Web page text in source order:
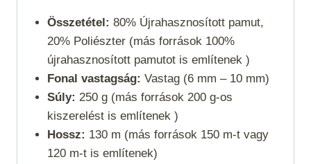
Összetétel: 80% Újrahasznosított pamut,
20% Poliészter (más források 100%
újrahasznosított pamutot is említenek )
Fonal vastagság: Vastag (6 mm – 10 mm)
Súly: 250 g (más források 200 g-os
kiszerelést is említenek )
Hossz: 130 m (más források 150 m-t vagy
120 m-t is említenek)